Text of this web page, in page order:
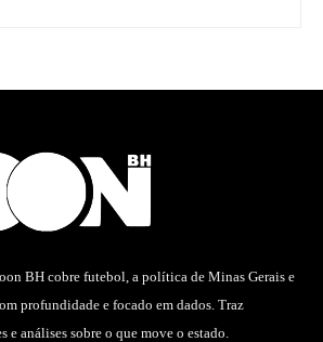
BH cobre futebol, a política de Minas Gerais e
profundidade e focado em dados. Traz
e análises sobre o que move o estado.